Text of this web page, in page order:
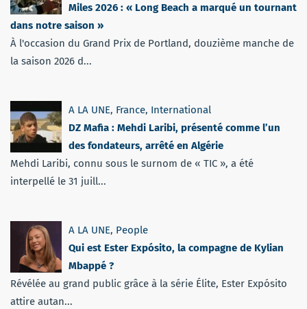
Miles 2026 : « Long Beach a marqué un tournant
dans notre saison »
À l'occasion du Grand Prix de Portland, douzième manche de
la saison 2026 d...
A LA UNE, France, International
DZ Mafia : Mehdi Laribi, présenté comme l’un
des fondateurs, arrêté en Algérie
Mehdi Laribi, connu sous le surnom de « TIC », a été
interpellé le 31 juill...
A LA UNE, People
Qui est Ester Expósito, la compagne de Kylian
Mbappé ?
Révélée au grand public grâce à la série Élite, Ester Expósito
attire autan...